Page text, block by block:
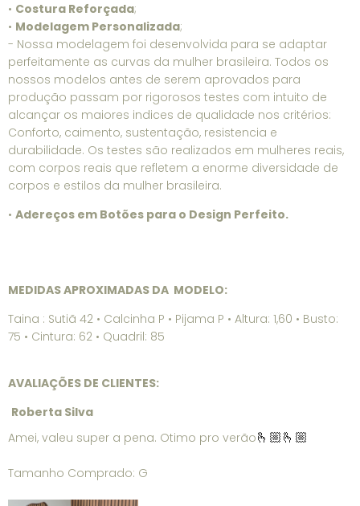
• Costura Reforçada;
• Modelagem Personalizada;
- Nossa modelagem foi desenvolvida para se adaptar
perfeitamente as curvas da mulher brasileira. Todos os
nossos modelos antes de serem aprovados para
produção passam por rigorosos testes com intuito de
alcançar os maiores indices de qualidade nos critérios:
Conforto, caimento, sustentação, resistencia e
durabilidade. Os testes são realizados em mulheres reais,
com corpos reais que refletem a enorme diversidade de
corpos e estilos da mulher brasileira.
• Adereços em Botões para o Design Perfeito.
MEDIDAS APROXIMADAS DA MODELO:
Taina : Sutiã 42 • Calcinha P • Pijama P • Altura: 1,60 • Busto:
75 • Cintura: 62 • Quadril: 85
AVALIAÇÕES DE CLIENTES:
Roberta Silva
Amei, valeu super a pena. Otimo pro verão🫰🏼🫰🏼
Tamanho Comprado: G